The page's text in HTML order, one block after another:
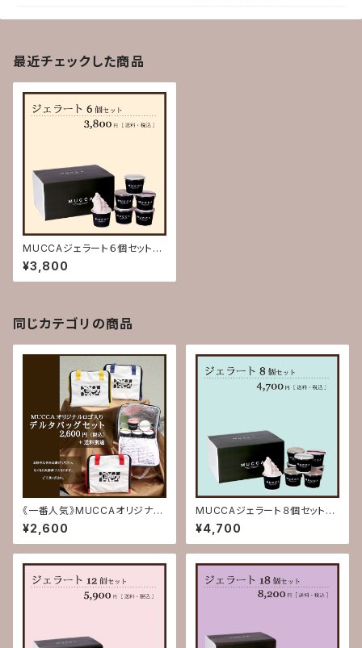
最近チェックした商品
MUCCAジェラート６個セット
(送料込)【お歳暮 お中元 誕
生日お祝い 内祝い 出産祝
い 結婚祝い 記念日 賞品
お返し】
¥3,800
同じカテゴリの商品
《一番人気》MUCCAオリジナル
ロゴ入りデルタバックセット(送料
別)【オリジナルロゴバック ラン
チバック 保温冷バック マイバ
い 熨斗 熨斗付き のし の
し付き ギフト 贈り物 お返
¥2,600
MUCCAジェラート８個セット
(送料込)【お歳暮 お中元 誕
生日お祝い 内祝い 出産祝
い 結婚祝い 記念日 賞品
お返し】
¥4,700